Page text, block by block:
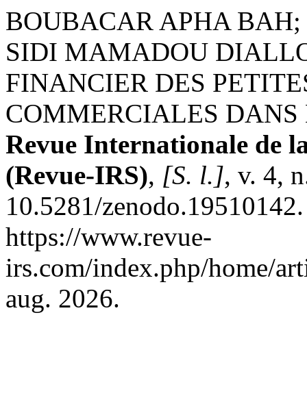
BOUBACAR APHA
SIDI MAMADOU
FINANCIER DES
COMMERCIALES
Revue Internationale de
(Revue-IRS), [S. l.], v. 4,
10.5281/
https://www.revue-
irs.com/index.php/home/
aug. 2026.